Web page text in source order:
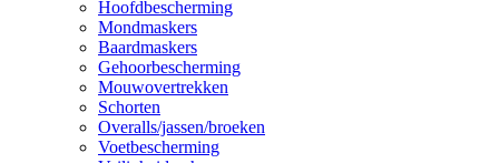
Hoofdbescherming
Mondmaskers
Baardmaskers
Gehoorbescherming
Mouwovertrekken
Schorten
Overalls/jassen/broeken
Voetbescherming